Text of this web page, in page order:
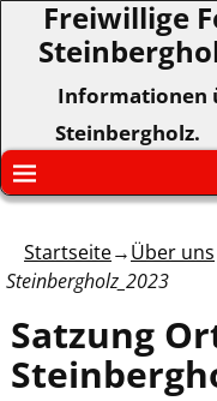
Freiwillige
Informationen
Steinbergholz.
Startseite→Über uns
Steinbergholz_2023
Satzung